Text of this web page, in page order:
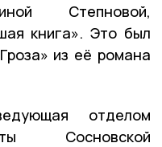
Степновой,
книга». Это был
из её романа
отделом
Сосновской